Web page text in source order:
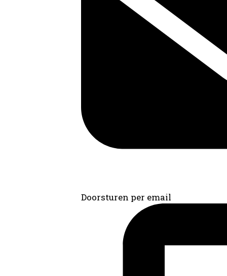
Doorsturen per email